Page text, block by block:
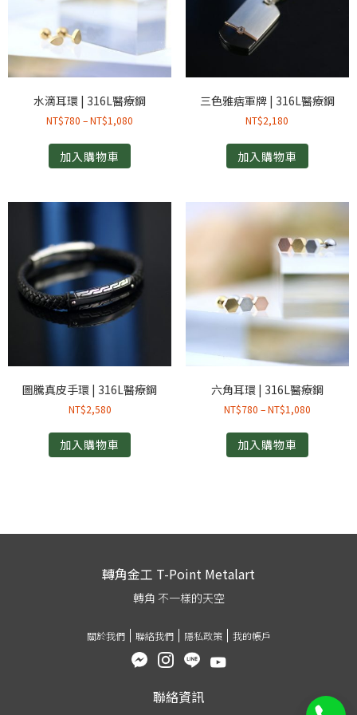
水滴耳環 | 316L醫療鋼
NT$780 –NT$1,080
加入購物車
三色雅痞軍牌 | 316L醫療鋼
NT$2,180
加入購物車
圖騰真皮手環 | 316L醫療鋼
NT$2,580
加入購物車
六角耳環 | 316L醫療鋼
NT$780 –NT$1,080
加入購物車
轉角金工 T-Point Metalart
轉角 不一樣的天空
關於我們 聯絡我們 隱私政策 我的帳戶
聯絡資訊